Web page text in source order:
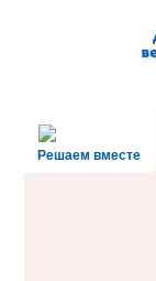
Решаем вместе